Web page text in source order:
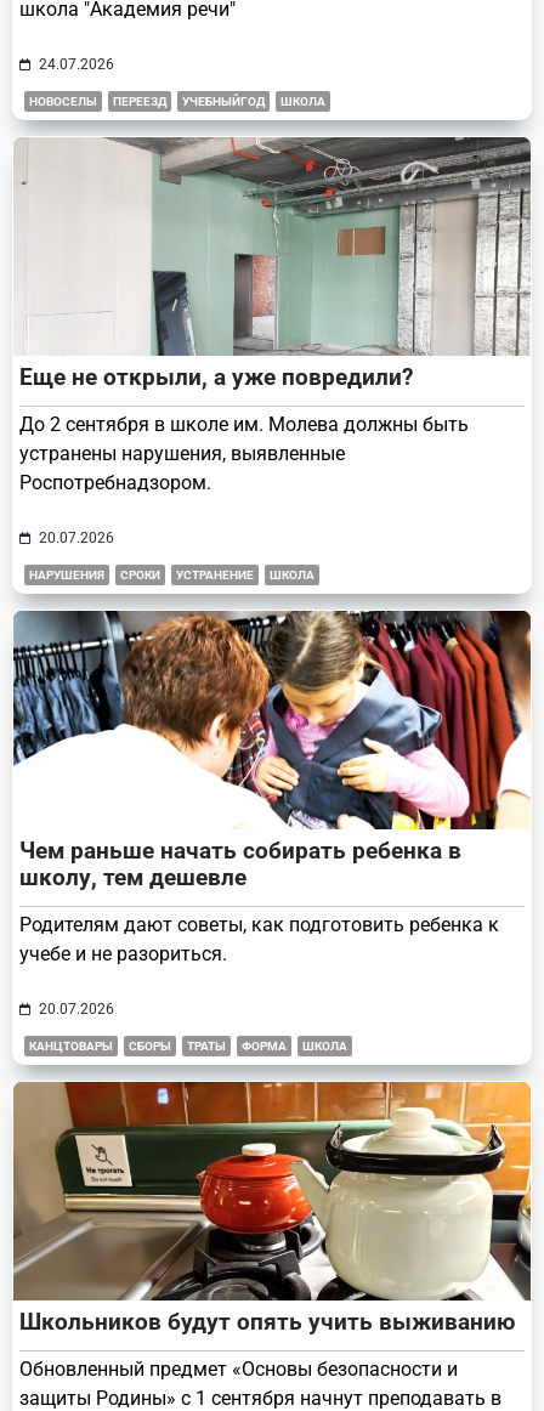
школа "Академия речи"
24.07.2026
НОВОСЕЛЫ ПЕРЕЕЗД УЧЕБНЫЙГОД ШКОЛА
Еще не открыли, а уже повредили?
До 2 сентября в школе им. Молева должны быть
устранены нарушения, выявленные
Роспотребнадзором.
20.07.2026
НАРУШЕНИЯ СРОКИ УСТРАНЕНИЕ ШКОЛА
Чем раньше начать собирать ребенка в
школу, тем дешевле
Родителям дают советы, как подготовить ребенка к
учебе и не разориться.
20.07.2026
КАНЦТОВАРЫ СБОРЫ ТРАТЫ ФОРМА ШКОЛА
Школьников будут опять учить выживанию
Обновленный предмет «Основы безопасности и
защиты Родины» с 1 сентября начнут преподавать в